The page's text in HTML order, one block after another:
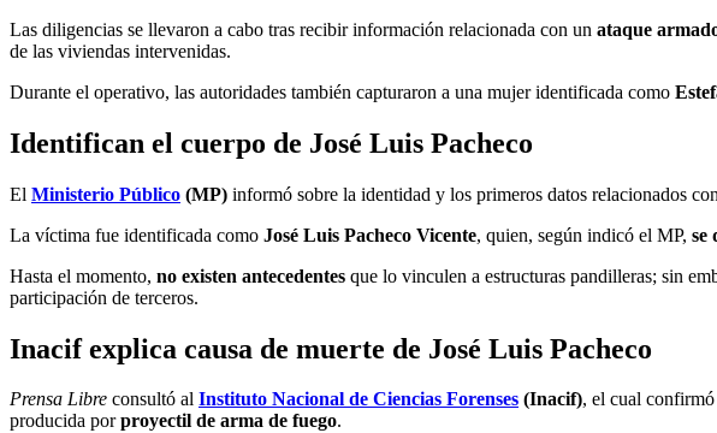
Las diligencias se llevaron a cabo tras recibir información relacionada con un ataque
de las viviendas intervenidas.
Durante el operativo, las autoridades también capturaron a una mujer identificada como
Identifican el cuerpo de José Luis Pacheco
El Ministerio Público (MP) informó sobre la identidad y los primeros datos relacionados
La víctima fue identificada como José Luis Pacheco Vicente, quien, según indicó el MP, se
Hasta el momento, no existen antecedentes que lo vinculen a estructuras pandilleras; sin
participación de terceros.
Inacif explica causa de muerte de José Luis Pacheco
Prensa Libre consultó al Instituto Nacional de Ciencias Forenses (Inacif), el cual
producida porproyectil de arma de fuego.